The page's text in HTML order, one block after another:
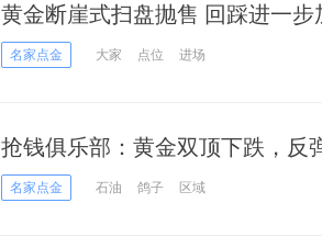
黄金断崖式扫盘抛售 回踩进一步
名家点金 大家 点位 进场
抢钱俱乐部：黄金双顶下跌，反
名家点金 石油 鸽子 区域